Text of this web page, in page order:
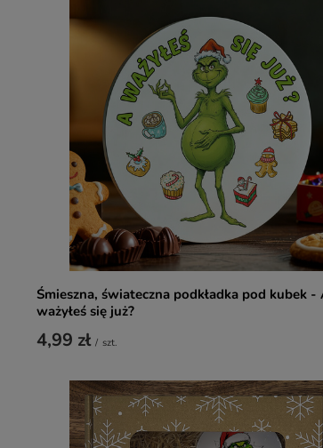
Śmieszna, świateczna podkładka pod kubek -
ważyłeś się już?
4,99 zł / szt.